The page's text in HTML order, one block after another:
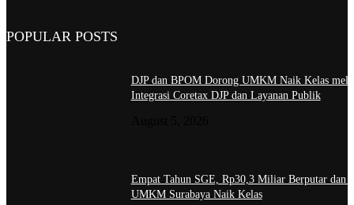
POPULAR POSTS
DJP dan BPOM Dorong UMKM Naik Kelas
Integrasi Coretax DJP dan Layanan Publik
Empat Tahun SGE, Rp30,3 Miliar Berputar dan
UMKM Surabaya Naik Kelas